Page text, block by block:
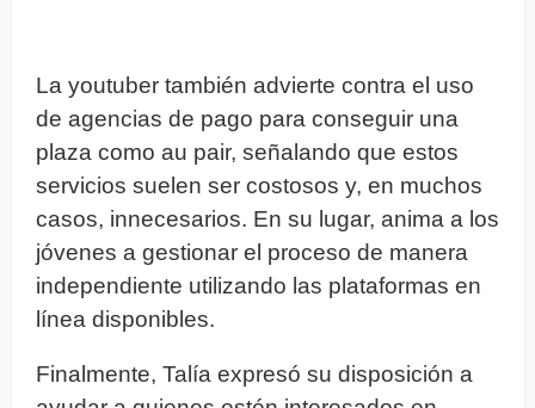
La youtuber también advierte contra el uso
de agencias de pago para conseguir una
plaza como au pair, señalando que estos
servicios suelen ser costosos y, en muchos
casos, innecesarios. En su lugar, anima a los
jóvenes a gestionar el proceso de manera
independiente utilizando las plataformas en
línea disponibles.
Finalmente, Talía expresó su disposición a